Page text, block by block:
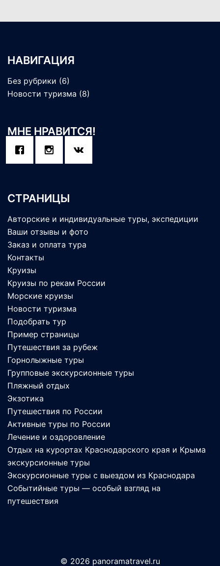
НАВИГАЦИЯ
Без рубрики (6)
Новости туризма (8)
МНЕ НРАВИТСЯ!
СТРАНИЦЫ
Авторские и индивидуальные туры, экспедиции
Ваши отзывы и фото
Заказ и оплата тура
Контакты
Круизы
Круизы по рекам России
Морские круизы
Новости туризма
Подобрать тур
Пример страницы
Путешествия за рубеж
Горнолыжные туры
Групповые экскурсионные туры
Пляжный отдых
Экзотика
Путешествия по России
Активные туры по России
Лечение и оздоровление
Отдых на курортах Краснодарского края и Крыма
экскурсионные туры
Экскурсионные туры с выездом из Краснодара
Событийные туры — особый взгляд на
путешествия
© 2026 panoramatravel.ru